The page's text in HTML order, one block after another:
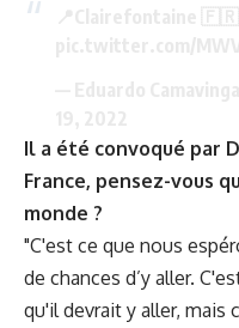
Il a été convoqué par
France, pensez-vous
monde ?
"C'est ce que nous
de chances d’y aller.
qu'il devrait y aller, mais